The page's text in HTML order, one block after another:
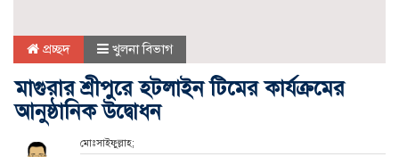
প্রচ্ছদ খুলনা বিভাগ
মাগুরার শ্রীপুরে হটলাইন টিমের কার্যক্রমের
আনুষ্ঠানিক উদ্বোধন
মোঃসাইফুল্লাহ;